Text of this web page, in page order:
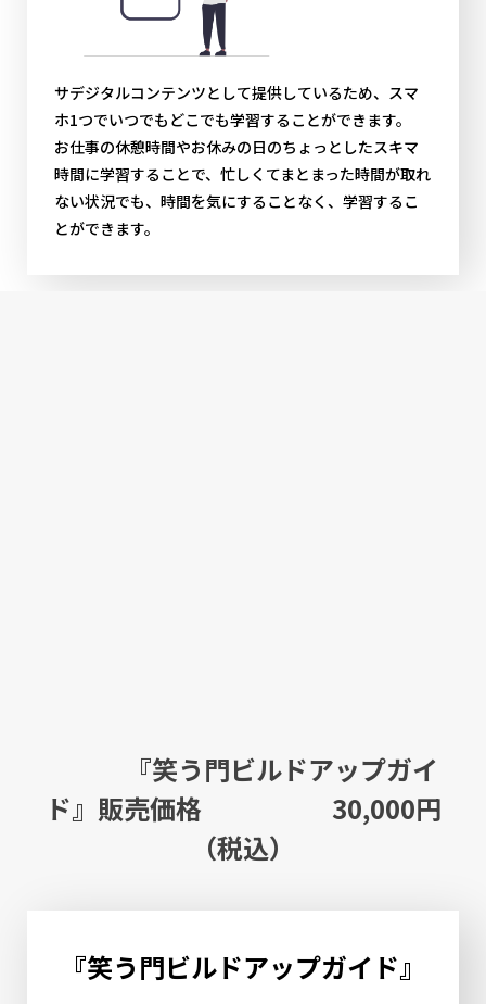
サデジタルコンテンツとして提供しているため、スマ
ホ1つでいつでもどこでも学習することができます。
お仕事の休憩時間やお休みの日のちょっとしたスキマ
時間に学習することで、忙しくてまとまった時間が取れ
ない状況でも、時間を気にすることなく、学習するこ
とができます。
『笑う門ビルドアップガイ
ド』販売価格 30,000円
（税込）
『笑う門ビルドアップガイド』